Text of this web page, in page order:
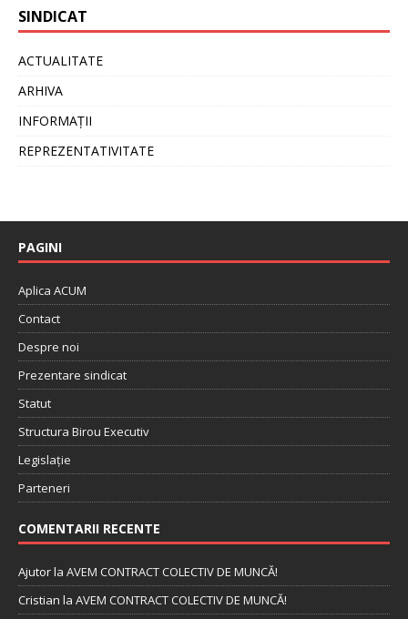
SINDICAT
ACTUALITATE
ARHIVA
INFORMAȚII
REPREZENTATIVITATE
PAGINI
Aplica ACUM
Contact
Despre noi
Prezentare sindicat
Statut
Structura Birou Executiv
Legislație
Parteneri
COMENTARII RECENTE
Ajutorla AVEM CONTRACT COLECTIV DE MUNCĂ!
Cristian la AVEM CONTRACT COLECTIV DE MUNCĂ!